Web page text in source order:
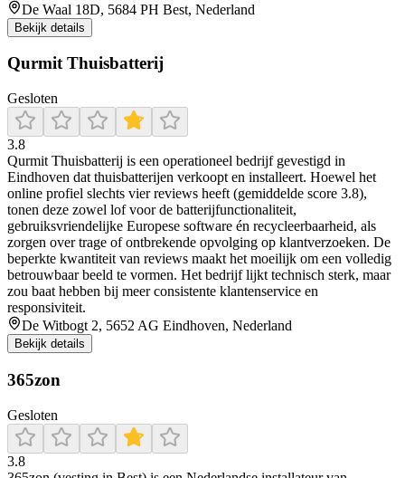
De Waal 18D, 5684 PH Best, Nederland
Bekijk details
Qurmit Thuisbatterij
Gesloten
3.8
Qurmit Thuisbatterij is een operationeel bedrijf gevestigd in
Eindhoven dat thuisbatterijen verkoopt en installeert. Hoewel het
online profiel slechts vier reviews heeft (gemiddelde score 3.8),
tonen deze zowel lof voor de batterijfunctionaliteit,
gebruiksvriendelijke Europese software én recycleerbaarheid, als
zorgen over trage of ontbrekende opvolging op klantverzoeken. De
beperkte kwantiteit van reviews maakt het moeilijk om een volledig
betrouwbaar beeld te vormen. Het bedrijf lijkt technisch sterk, maar
zou baat hebben bij meer consistente klantenservice en
responsiviteit.
De Witbogt 2, 5652 AG Eindhoven, Nederland
Bekijk details
365zon
Gesloten
3.8